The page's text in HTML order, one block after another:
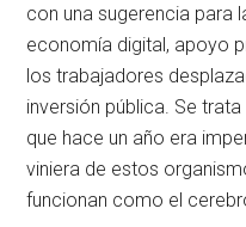
con una sugerencia para
economía digital, apoyo
los trabajadores
inversión pública. Se
que hace un año era
viniera de estos
funcionan como el